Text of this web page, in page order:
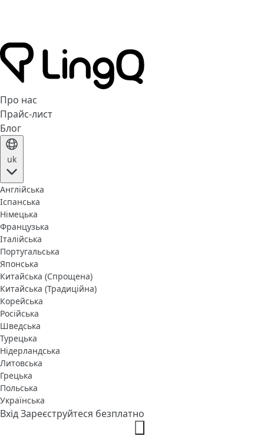
Про нас
Прайс-лист
Блог
uk
Англійська
Іспанська
Німецька
Французька
Італійська
Португальська
Японська
Китайська (Спрощена)
Китайська (Традиційна)
Корейська
Російська
Шведська
Турецька
Нідерландська
Литовська
Грецька
Польська
Українська
ВхідЗареєструйтеся безплатно